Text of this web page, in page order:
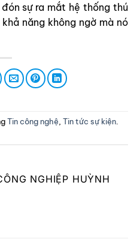
sự ra mắt hệ thống thú
năng không ngờ mà nó
Tin công nghệ Tin tức sự kiện
NGHIỆP HUỲNH